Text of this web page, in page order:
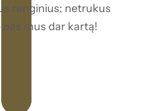
renginius; netrukus
mus dar kartą!